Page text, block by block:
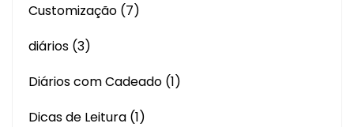
Customização (7)
diários (3)
Diários com Cadeado (1)
Dicas de Leitura (1)